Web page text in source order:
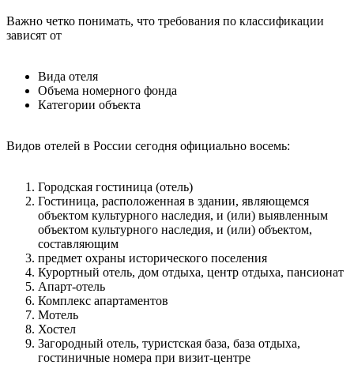
Важно четко понимать, что требования по классификации
зависят от
Вида отеля
Объема номерного фонда
Категории объекта
Видов отелей в России сегодня официально восемь:
Городская гостиница (отель)
Гостиница, расположенная в здании, являющемся
объектом культурного наследия, и (или) выявленным
объектом культурного наследия, и (или) объектом,
составляющим
предмет охраны исторического поселения
Курортный отель, дом отдыха, центр отдыха, пансионат
Апарт-отель
Комплекс апартаментов
Мотель
Хостел
Загородный отель, туристская база, база отдыха,
гостиничные номера при визит-центре